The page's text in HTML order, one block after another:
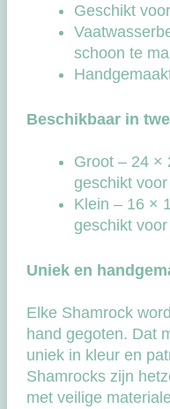
Geschikt
schoon te
Beschikbaar in
Groot – 24 ×
geschikt
Klein – 16 ×
geschikt
Uniek en
Elke Shamrock
hand gegoten. Dat
uniek in kleur en
Shamrocks zijn
met veilige